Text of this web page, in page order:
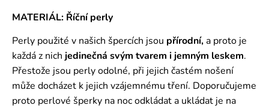
MATERIÁL: Říční perly
Perly použité v našich špercích jsou přírodní,a proto je
každá z nich jedinečná svým tvarem i jemným leskem.
Přestože jsou perly odolné, při jejich častém nošení
může docházet k jejich vzájemnému tření. Doporučujeme
proto perlové šperky na noc odkládat a ukládat je na